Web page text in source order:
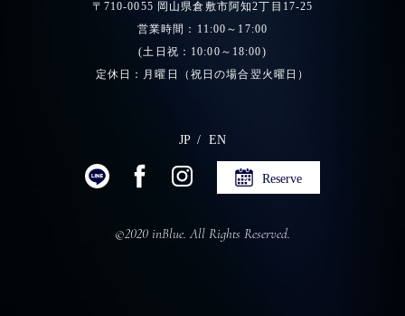
〒710-0055 岡山県倉敷市阿知2丁目17-25
営業時間：11:00～17:00
(土日祝：10:00～18:00)
定休日：月曜日（祝日の場合翌火曜日）
JP EN
Reserve
©2020 inBlue. All Rights Reserved.